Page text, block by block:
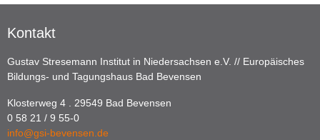
Kontakt
Gustav Stresemann Institut in Niedersachsen e.V. // Europäisches
Bildungs- und Tagungshaus Bad Bevensen
Klosterweg 4 . 29549 Bad Bevensen
0 58 21 / 9 55-0
info@gsi-bevensen.de